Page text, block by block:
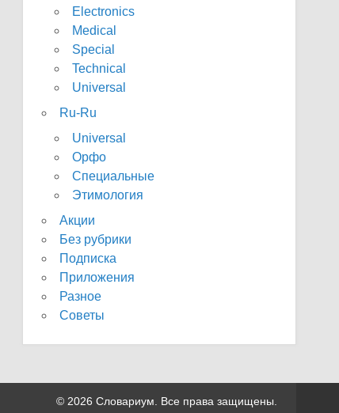
Electronics
Medical
Special
Technical
Universal
Ru-Ru
Universal
Орфо
Специальные
Этимология
Акции
Без рубрики
Подписка
Приложения
Разное
Советы
© 2026 Словариум. Все права защищены.